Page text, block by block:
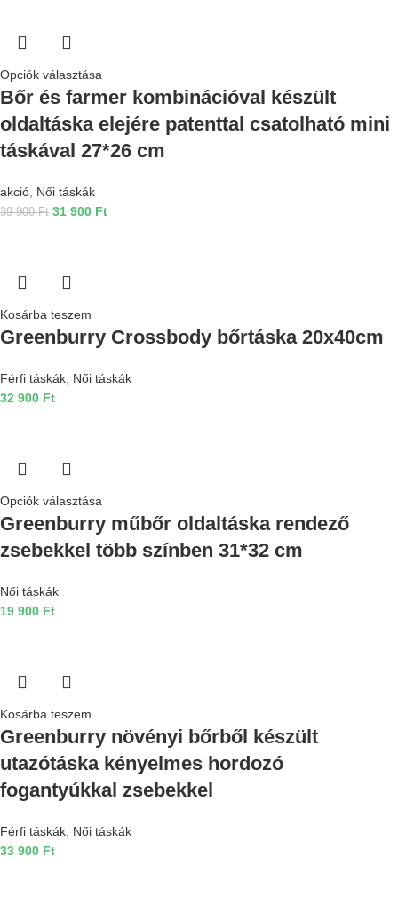
Opciók választása
Bőr és farmer kombinációval készült
oldaltáska elejére patenttal csatolható mini
táskával 27*26 cm
akció, Női táskák
39 900Ft 31 900 Ft
Kosárba teszem
Greenburry Crossbody bőrtáska 20x40cm
Férfi táskák, Női táskák
32 900 Ft
Opciók választása
Greenburry műbőr oldaltáska rendező
zsebekkel több színben 31*32 cm
Női táskák
19 900 Ft
Kosárba teszem
Greenburry növényi bőrből készült
utazótáska kényelmes hordozó
fogantyúkkal zsebekkel
Férfi táskák, Női táskák
33 900 Ft